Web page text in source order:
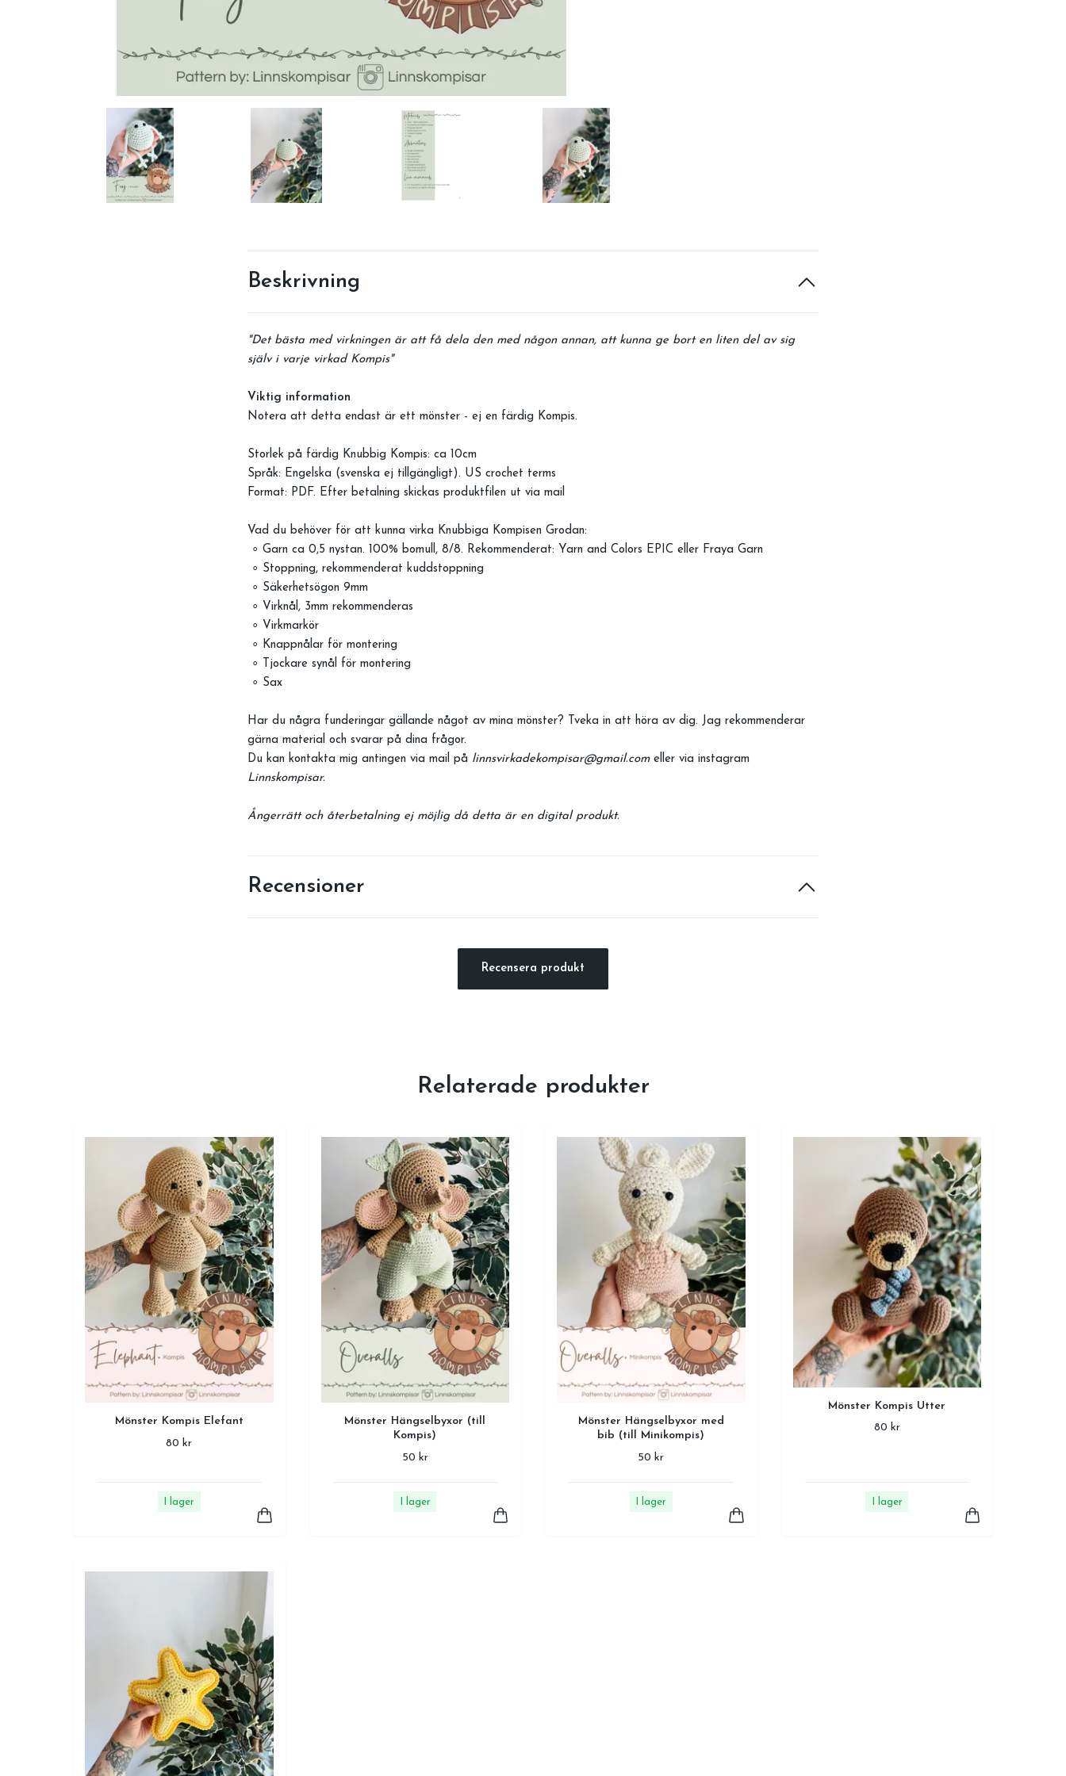
Beskrivning
"Det bästa med virkningen är att få dela den med någon annan, att kunna ge bort en liten del av sig
själv i varje virkad Kompis"
Viktig information
Notera att detta endast är ett mönster - ej en färdig Kompis.
Storlek på färdig Knubbig Kompis: ca 10cm
Språk: Engelska (svenska ej tillgängligt). US crochet terms
Format: PDF. Efter betalning skickas produktfilen ut via mail
Vad du behöver för att kunna virka Knubbiga Kompisen Grodan:
∘ Garn ca 0,5 nystan. 100% bomull, 8/8. Rekommenderat: Yarn and Colors EPIC eller Fraya Garn
∘ Stoppning, rekommenderat kuddstoppning
∘ Säkerhetsögon 9mm
∘ Virknål, 3mm rekommenderas
∘ Virkmarkör
∘ Knappnålar för montering
∘ Tjockare synål för montering
∘ Sax
Har du några funderingar gällande något av mina mönster? Tveka in att höra av dig. Jag rekommenderar
gärna material och svarar på dina frågor.
Du kan kontakta mig antingen via mail på linnsvirkadekompisar@gmail.comeller via instagram
Linnskompisar.
Ångerrätt och återbetalning ej möjlig då detta är en digital produkt.
Recensioner
Recensera produkt
Relaterade produkter
Mönster Kompis Elefant
80 kr
I lager
Mönster Hängselbyxor (till
Kompis)
50 kr
I lager
Mönster Hängselbyxor med
bib (till Minikompis)
50 kr
I lager
Mönster Kompis Utter
80 kr
I lager